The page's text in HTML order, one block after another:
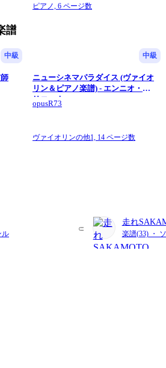
ピアノ,6 ページ数
譜
中級 中級
ニューシネマパラダイス (ヴァイオ
リン＆ピアノ楽譜) - エンニオ・モ
リコーネ
opusR73
ヴァイオリンの他1, 14 ページ数
ル
走れ
楽譜(33) ・